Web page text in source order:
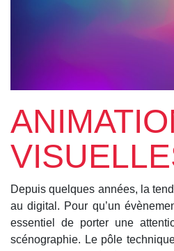
Depuis quelques années, la
au digital. Pour qu’un
essentiel de porter une
scénographie. Le pôle